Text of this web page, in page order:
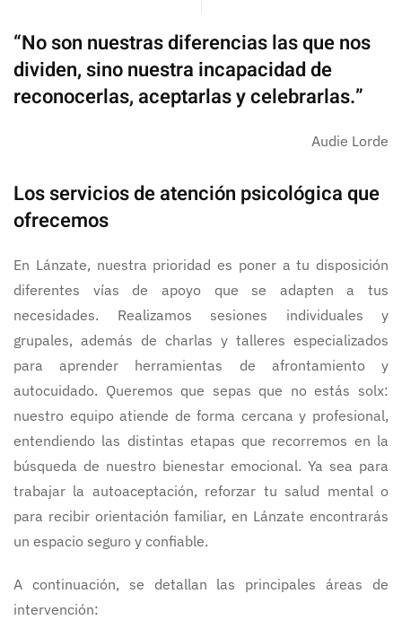
“No son nuestras diferencias las que nos
dividen, sino nuestra incapacidad de
reconocerlas, aceptarlas y celebrarlas.”
Audie Lorde
Los servicios de atención psicológica que
ofrecemos
En Lánzate, nuestra prioridad es poner a tu disposición
diferentes vías de apoyo que se adapten a tus
necesidades. Realizamos sesiones individuales y
grupales, además de charlas y talleres especializados
para aprender herramientas de afrontamiento y
autocuidado. Queremos que sepas que no estás solx:
nuestro equipo atiende de forma cercana y profesional,
entendiendo las distintas etapas que recorremos en la
búsqueda de nuestro bienestar emocional. Ya sea para
trabajar la autoaceptación, reforzar tu salud mental o
para recibir orientación familiar, en Lánzate encontrarás
un espacio seguro y confiable.
A continuación, se detallan las principales áreas de
intervención: